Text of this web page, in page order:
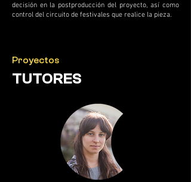
decisión en la postproducción del proyecto, así como
control del circuito de festivales que realice la pieza.
Proyectos
TUTORES